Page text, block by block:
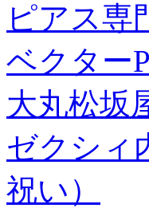
ピアス専
ベクター
大丸松坂
ゼクシィ
祝い）